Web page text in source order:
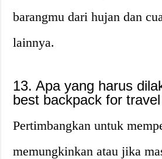
barangmu dari hujan dan
lainnya.
13. Apa yang harus
best backpack for
Pertimbangkan untuk
memungkinkan atau jika